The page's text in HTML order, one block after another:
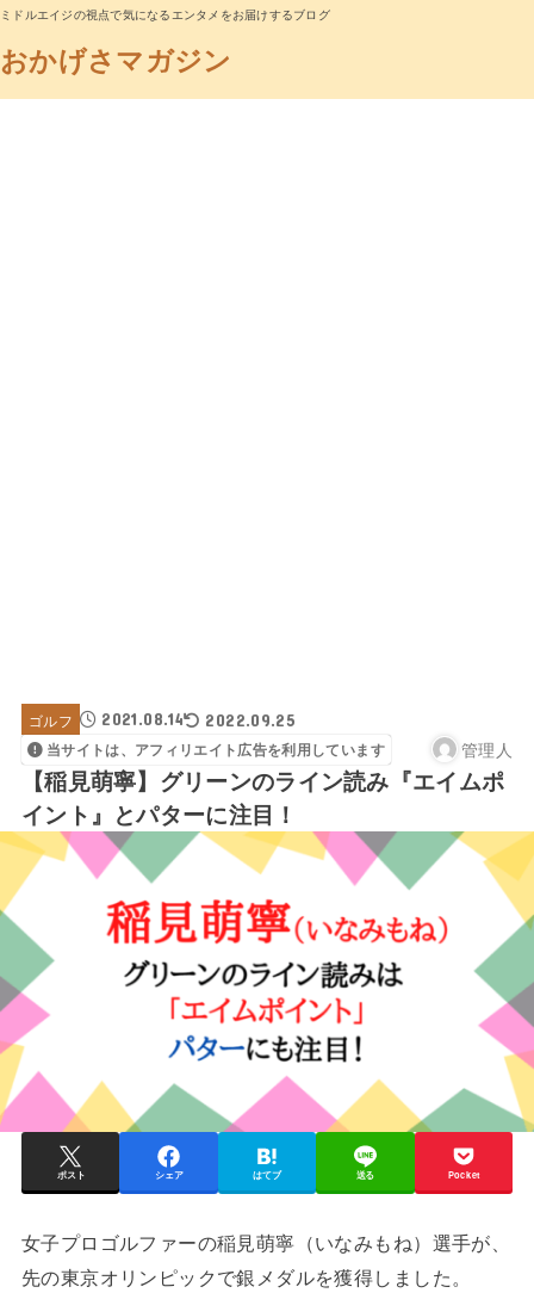
ミドルエイジの視点で気になるエンタメをお届けするブログ
おかげさマガジン
ゴルフ 2021.08.14
2022.09.25
当サイトは、アフィリエイト広告を利用しています
管理人
【稲見萌寧】グリーンのライン読み『エイムポ
イント』とパターに注目！
ポスト シェア はてブ 送る Pocket
女子プロゴルファーの稲見萌寧（いなみもね）選手が、
先の東京オリンピックで銀メダルを獲得しました。